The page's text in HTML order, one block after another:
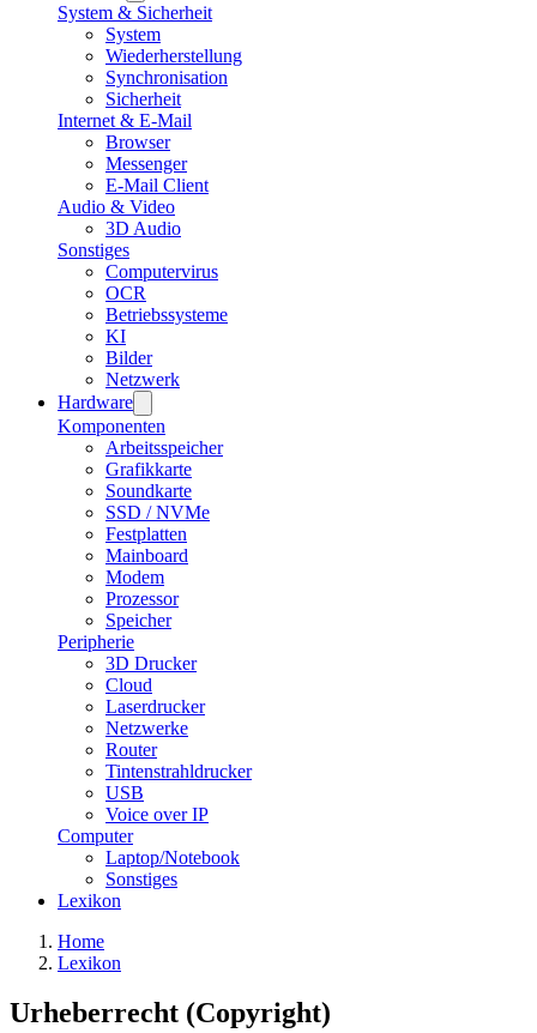
System & Sicherheit
System
Wiederherstellung
Synchronisation
Sicherheit
Internet & E-Mail
Browser
Messenger
E-Mail Client
Audio & Video
3D Audio
Sonstiges
Computervirus
OCR
Betriebssysteme
KI
Bilder
Netzwerk
Hardware
Komponenten
Arbeitsspeicher
Grafikkarte
Soundkarte
SSD / NVMe
Festplatten
Mainboard
Modem
Prozessor
Speicher
Peripherie
3D Drucker
Cloud
Laserdrucker
Netzwerke
Router
Tintenstrahldrucker
USB
Voice over IP
Computer
Laptop/Notebook
Sonstiges
Lexikon
Home
Lexikon
Urheberrecht (Copyright)